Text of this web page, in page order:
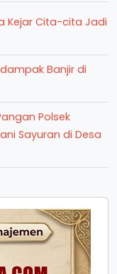
Kejar Cita-cita Jadi
Banjir di
Polsek
Sayuran di Desa